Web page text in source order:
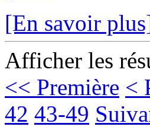
[En savoir
Afficher les
<< Première <
42 43-49